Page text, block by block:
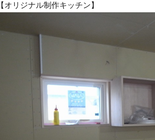
【オリジナル制作キッチン】